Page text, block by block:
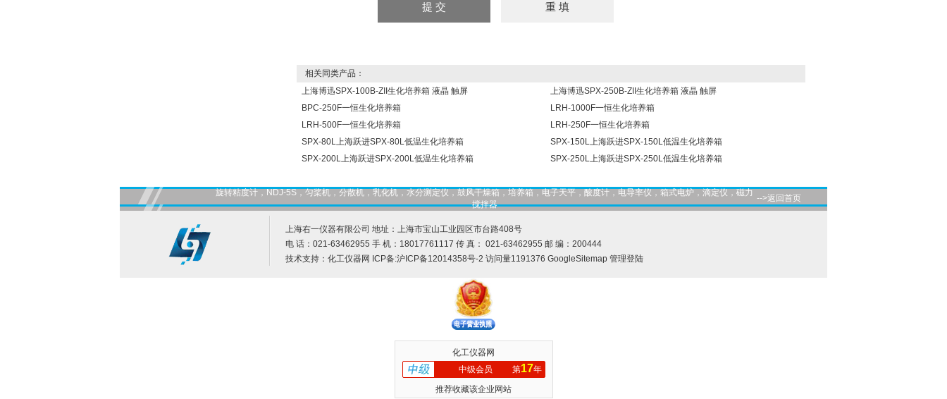
相关同类产品：
上海博迅SPX-100B-ZII生化培养箱 液晶 触屏
上海博迅SPX-250B-ZII生化培养箱 液晶 触屏
BPC-250F一恒生化培养箱
LRH-1000F一恒生化培养箱
LRH-500F一恒生化培养箱
LRH-250F一恒生化培养箱
SPX-80L上海跃进SPX-80L低温生化培养箱
SPX-150L上海跃进SPX-150L低温生化培养箱
SPX-200L上海跃进SPX-200L低温生化培养箱
SPX-250L上海跃进SPX-250L低温生化培养箱
旋转粘度计，NDJ-5S，匀桨机，分散机，乳化机，水分测定仪，鼓风干燥箱，培养箱，电子天平，酸度计，电导率仪，箱式电炉，滴定仪，磁力
搅拌器
-->返回首页
上海右一仪器有限公司 地址：上海市宝山工业园区市台路408号
电 话：021-63462955 手 机：18017761117 传 真： 021-63462955 邮 编：200444
技术支持： 化工仪器网 ICP备:沪ICP备12014358号-2 访问量1191376 GoogleSitemap 管理登陆
化工仪器网
中级会员
第17年
推荐收藏该企业网站